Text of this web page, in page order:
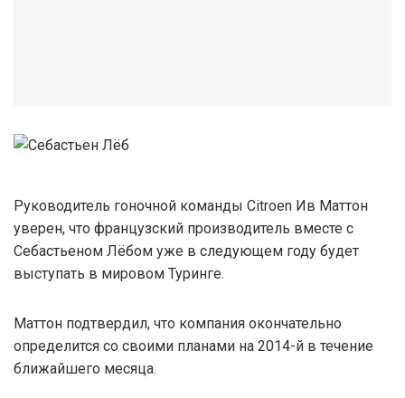
Руководитель гоночной команды Citroen Ив Маттон
уверен, что французский производитель вместе с
Себастьеном Лёбом уже в следующем году будет
выступать в мировом Туринге.
Маттон подтвердил, что компания окончательно
определится со своими планами на 2014-й в течение
ближайшего месяца.